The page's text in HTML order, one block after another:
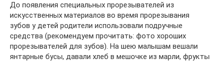
До появления специальных прорезывателей из
искусственных материалов во время прорезывания
зубов у детей родители использовали подручные
средства (рекомендуем прочитать: фото хороших
прорезывателей для зубов). На шею малышам вешали
янтарные бусы, давали хлеб в мешочке из марли, фрукты